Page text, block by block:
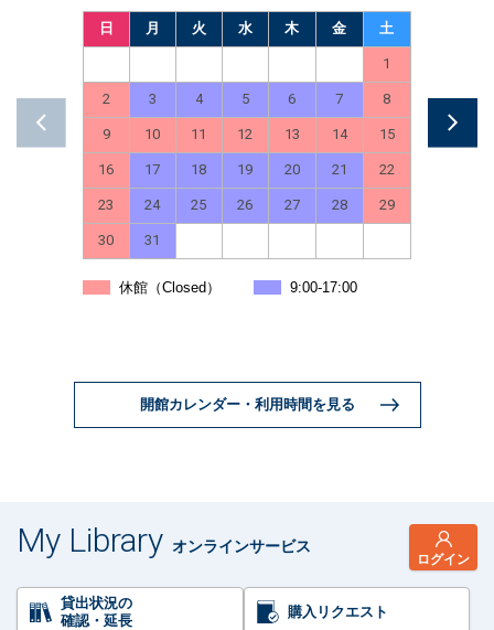
日 月 火 水 木 金 土
1
2 3 4 5 6 7 8
9 10 11 12 13 14 15
16 17 18 19 20 21 22
23 24 25 26 27 28 29
30 31
休館（Closed） 9:00-17:00
6
開館カレンダー・利用時間を見る
My Library オンラインサービス
ログイン
貸出状況の
確認・延長
購入リクエスト